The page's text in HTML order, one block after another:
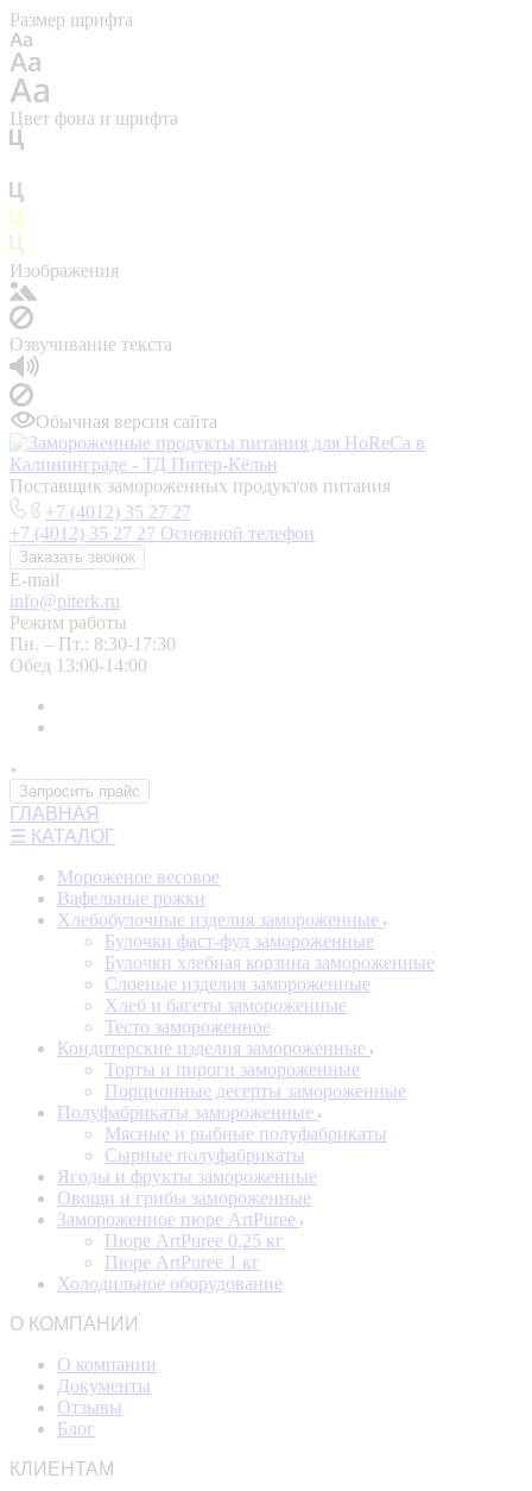
Размер шрифта
Цвет фона и шрифта
Изображения
Озвучивание текста
Обычная версия сайта
Поставщик замороженных продуктов питания
+7 (4012) 35 27 27
+7 (4012) 35 27 27 Основной телефон
Заказать звонок
E-mail
info@piterk.ru
Режим работы
Пн. – Пт.: 8:30-17:30
Обед 13:00-14:00
Запросить прайс
ГЛАВНАЯ
☰ КАТАЛОГ
Мороженое весовое
Вафельные рожки
Хлебобулочные изделия замороженные
Булочки фаст-фуд замороженные
Булочки хлебная корзина замороженные
Слоеные изделия замороженные
Хлеб и багеты замороженные
Тесто замороженное
Кондитерские изделия замороженные
Торты и пироги замороженные
Порционные десерты замороженные
Полуфабрикаты замороженные
Мясные и рыбные полуфабрикаты
Сырные полуфабрикаты
Ягоды и фрукты замороженные
Овощи и грибы замороженные
Замороженное пюре ArtPuree
Пюре ArtPuree 0,25 кг
Пюре ArtPuree 1 кг
Холодильное оборудование
О КОМПАНИИ
О компании
Документы
Отзывы
Блог
КЛИЕНТАМ